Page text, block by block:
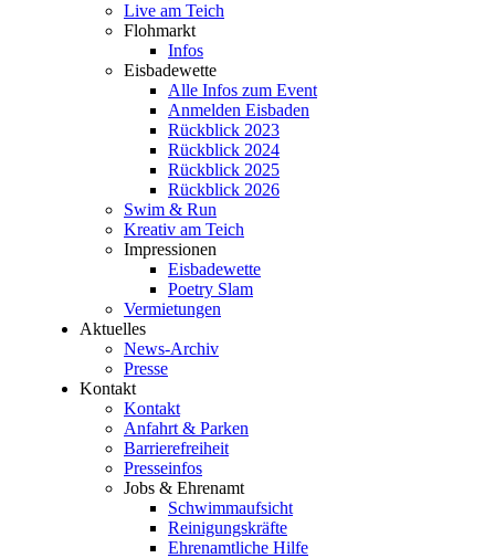
Live am Teich
Flohmarkt
Infos
Eisbadewette
Alle Infos zum Event
Anmelden Eisbaden
Rückblick 2023
Rückblick 2024
Rückblick 2025
Rückblick 2026
Swim & Run
Kreativ am Teich
Impressionen
Eisbadewette
Poetry Slam
Vermietungen
Aktuelles
News-Archiv
Presse
Kontakt
Kontakt
Anfahrt & Parken
Barrierefreiheit
Presseinfos
Jobs & Ehrenamt
Schwimmaufsicht
Reinigungskräfte
Ehrenamtliche Hilfe